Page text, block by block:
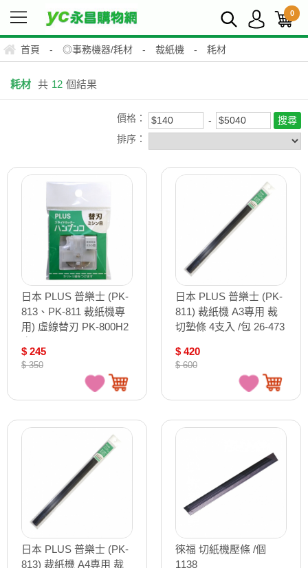
0
首頁 - ◎事務機器/耗材 - 裁紙機 - 耗材
耗材 共 12 個結果
價格：
排序：
日本 PLUS 普樂士 (PK-
813、PK-811 裁紙機專
用) 虛線替刃 PK-800H2
$ 245
$ 350
日本 PLUS 普樂士 (PK-
811) 裁紙機 A3專用 裁
切墊條 4支入 /包 26-473
$ 420
$ 600
日本 PLUS 普樂士 (PK-
813) 裁紙機 A4專用 裁
徠福 切紙機壓條 /個
1138